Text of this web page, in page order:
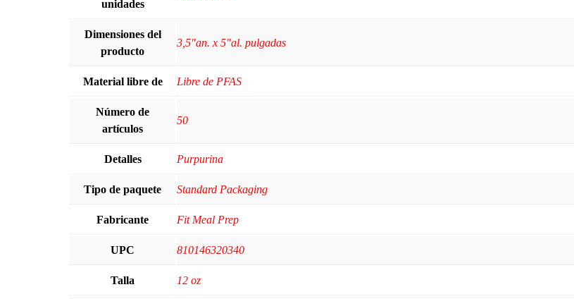
unidades
Dimensiones del
producto
3,5"an. x 5"al. pulgadas
Material libre de Libre de PFAS
Número de
artículos
50
Detalles Purpurina
Tipo de paquete Standard Packaging
Fabricante Fit Meal Prep
UPC 810146320340
Talla 12 oz